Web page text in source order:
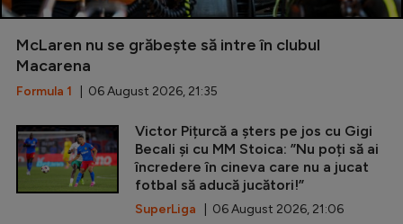
McLaren nu se grăbește să intre în clubul
Macarena
Formula 1 | 06 August 2026, 21:35
Victor Pițurcă a șters pe jos cu Gigi
Becali și cu MM Stoica: ”Nu poți să ai
încredere în cineva care nu a jucat
fotbal să aducă jucători!”
SuperLiga | 06 August 2026, 21:06